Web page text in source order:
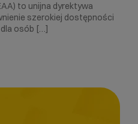
to unijna dyrektywa
szerokiej dostępności
osób […]